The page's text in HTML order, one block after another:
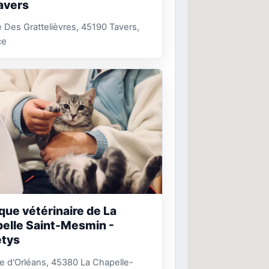
Des Grattelièvres, 45190 Tavers,
vétérinaire de La
Saint-Mesmin -
d'Orléans, 45380 La Chapelle-